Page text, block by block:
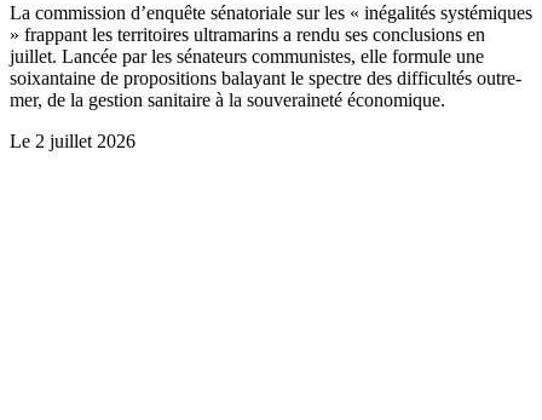
La commission d’enquête sénatoriale sur les « inégalités systémiques
» frappant les territoires ultramarins a rendu ses conclusions en
juillet. Lancée par les sénateurs communistes, elle formule une
soixantaine de propositions balayant le spectre des difficultés outre-
mer, de la gestion sanitaire à la souveraineté économique.
Le 2 juillet 2026